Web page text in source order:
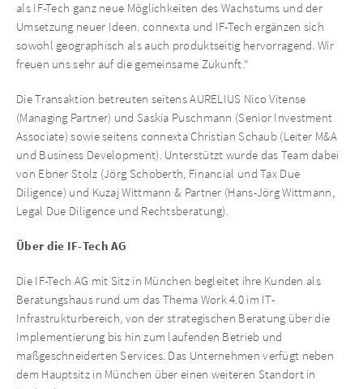
als IF-Tech ganz neue Möglichkeiten des Wachstums und der
Umsetzung neuer Ideen. connexta und IF-Tech ergänzen sich
sowohl geographisch als auch produktseitig hervorragend. Wir
freuen uns sehr auf die gemeinsame Zukunft.“
Die Transaktion betreuten seitens AURELIUS Nico Vitense
(Managing Partner) und Saskia Puschmann (Senior Investment
Associate) sowie seitens connexta Christian Schaub (Leiter M&A
und Business Development). Unterstützt wurde das Team dabei
von Ebner Stolz (Jörg Schoberth, Financial und Tax Due
Diligence) und Kuzaj Wittmann & Partner (Hans-Jörg Wittmann,
Legal Due Diligence und Rechtsberatung).
Über die IF-Tech AG
Die IF-Tech AG mit Sitz in München begleitet ihre Kunden als
Beratungshaus rund um das Thema Work 4.0 im IT-
Infrastrukturbereich, von der strategischen Beratung über die
Implementierung bis hin zum laufenden Betrieb und
maßgeschneiderten Services. Das Unternehmen verfügt neben
dem Hauptsitz in München über einen weiteren Standort in